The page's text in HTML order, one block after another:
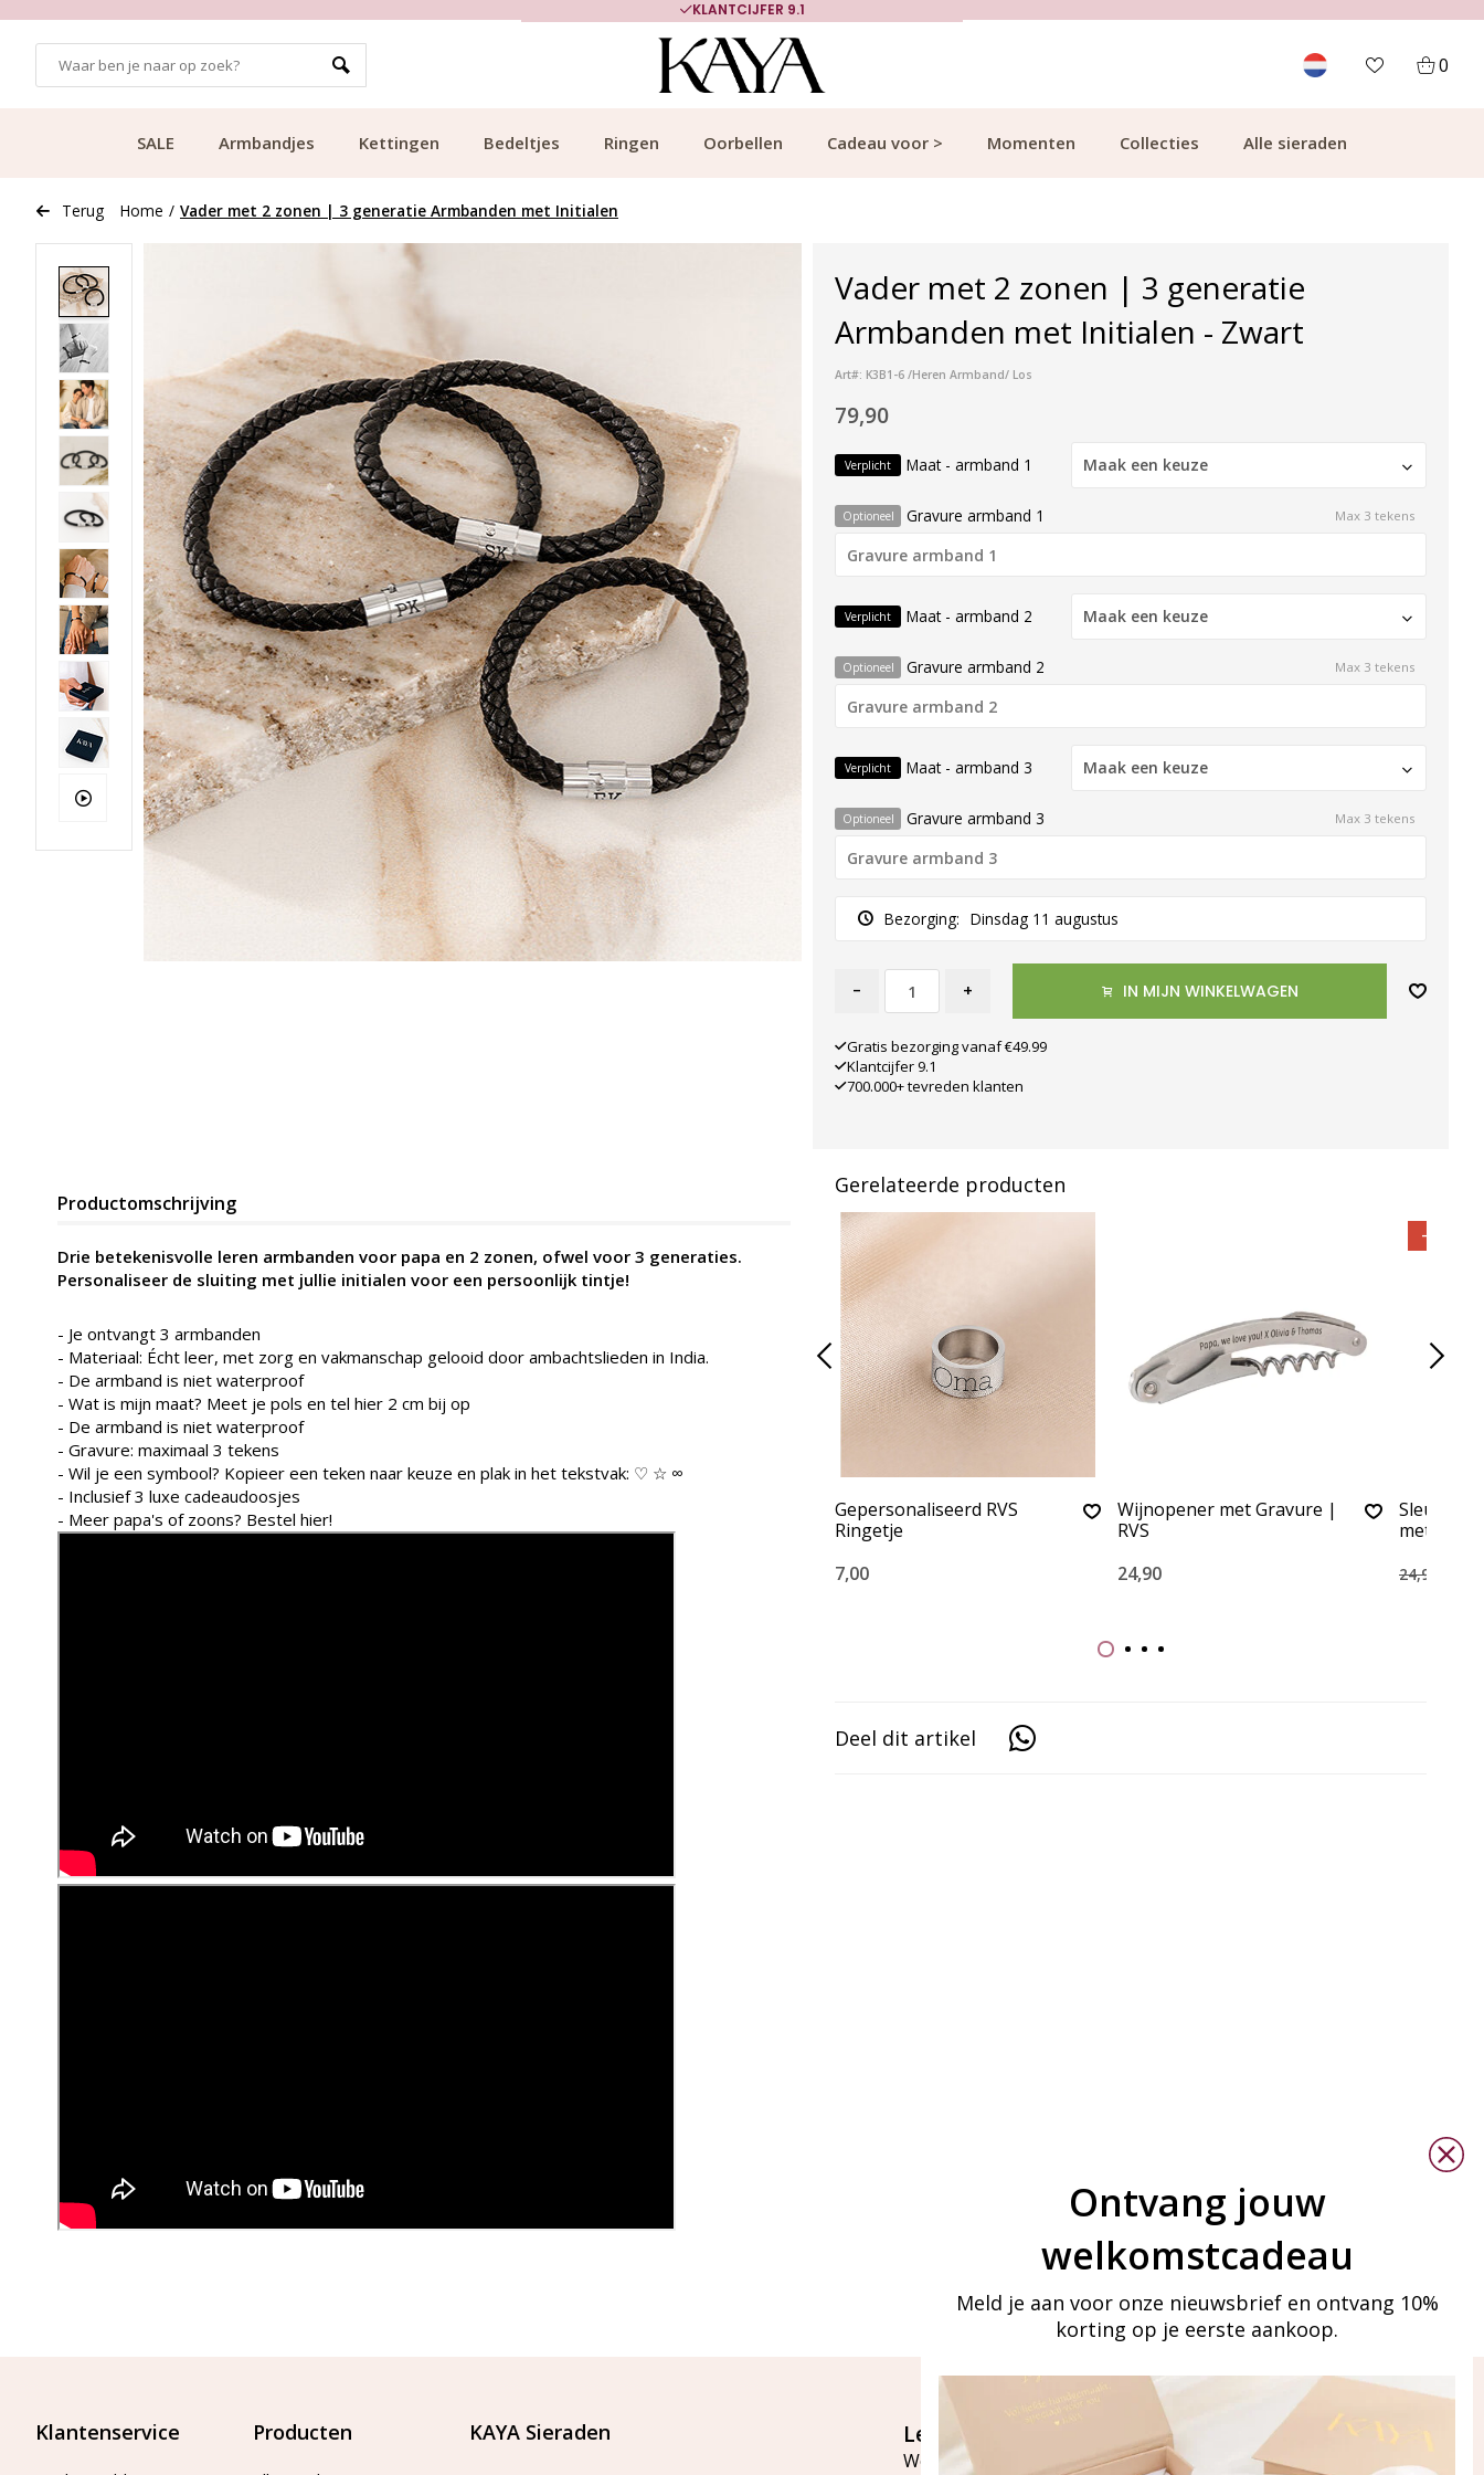
KLANTCIJFER 9.1
0
SALE Armbandjes Kettingen Bedeltjes Ringen Oorbellen Cadeau voor > Momenten Collecties Alle sieraden
Terug Home / Vader met 2 zonen | 3 generatie Armbanden met Initialen
Vader met 2 zonen | 3 generatie
Armbanden met Initialen - Zwart
Art#: K3B1-6 /Heren Armband/ Los
79,90
Verplicht Maat - armband 1 Maak een keuze
Optioneel Gravure armband 1 Max 3 tekens
Verplicht Maat - armband 2 Maak een keuze
Optioneel Gravure armband 2 Max 3 tekens
Verplicht Maat - armband 3 Maak een keuze
Optioneel Gravure armband 3 Max 3 tekens
Bezorging: Dinsdag 11 augustus
- + IN MIJN WINKELWAGEN
Gratis bezorging vanaf €49.99
Klantcijfer 9.1
700.000+ tevreden klanten
Productomschrijving
Drie betekenisvolle leren armbanden voor papa en 2 zonen, ofwel voor 3 generaties.
Personaliseer de sluiting met jullie initialen voor een persoonlijk tintje!
- Je ontvangt 3 armbanden
- Materiaal: Écht leer, met zorg en vakmanschap gelooid door ambachtslieden in India.
- De armband is niet waterproof
- Wat is mijn maat? Meet je pols en tel hier 2 cm bij op
- De armband is niet waterproof
- Gravure: maximaal 3 tekens
- Wil je een symbool? Kopieer een teken naar keuze en plak in het tekstvak: ♡ ☆ ∞
- Inclusief 3 luxe cadeaudoosjes
- Meer papa's of zoons? Bestel hier!
Gerelateerde producten
Gepersonaliseerd RVS
Ringetje
7,00
Wijnopener met Gravure |
RVS
24,90
-40%
met
24,90
Deel dit artikel
Klantenservice Producten KAYA Sieraden Let's stay in touch
Word lid van onze mailinglijst
Ontvang jouw
welkomstcadeau
Meld je aan voor onze nieuwsbrief en ontvang 10%
korting op je eerste aankoop.